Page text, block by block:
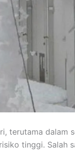
terutama dalam
tinggi. Salah